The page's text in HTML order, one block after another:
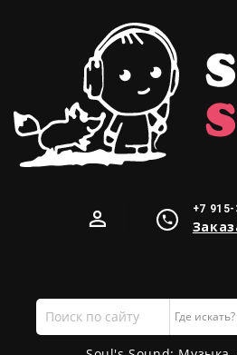
+7
Поиск
по
сайту